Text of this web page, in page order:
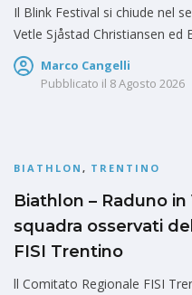
Il Blink Festival si chiude nel
Vetle Sjåstad Christiansen ed
Marco Cangelli
Pubblicato il 8 Agosto 2026
BIATHLON , TRENTINO
Biathlon – Raduno in
squadra osservati
FISI Trentino
ll Comitato Regionale FISI